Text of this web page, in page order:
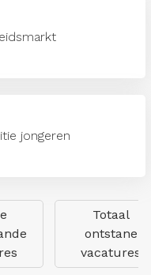
jongeren
Totaal
ontstane
vacatures